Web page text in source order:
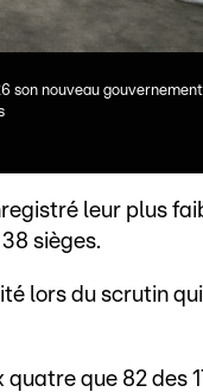
son nouveau
leur plus
sièges.
lors du scrutin
que 82 des